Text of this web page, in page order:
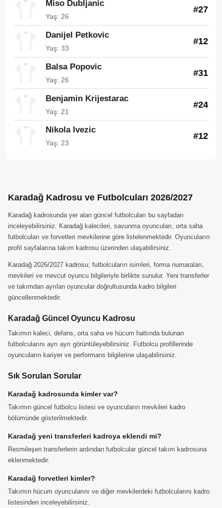
Miso Dubljanic
Yaş: 26
#27
Danijel Petkovic
Yaş: 33
#12
Balsa Popovic
Yaş: 26
#31
Benjamin Krijestarac
Yaş: 21
#24
Nikola Ivezic
Yaş: 23
#12
Karadağ Kadrosu ve Futbolcuları 2026/2027
Karadağ kadrosunda yer alan güncel futbolcuları bu sayfadan
inceleyebilirsiniz. Karadağ kalecileri, savunma oyuncuları, orta saha
futbolcuları ve forvetleri mevkilerine göre listelenmektedir. Oyuncuların
profil sayfalarına takım kadrosu üzerinden ulaşabilirsiniz.
Karadağ 2026/2027 kadrosu; futbolcuların isimleri, forma numaraları,
mevkileri ve mevcut oyuncu bilgileriyle birlikte sunulur. Yeni transferler
ve takımdan ayrılan oyuncular doğrultusunda kadro bilgileri
güncellenmektedir.
Karadağ Güncel Oyuncu Kadrosu
Takımın kaleci, defans, orta saha ve hücum hattında bulunan
futbolcularını ayrı ayrı görüntüleyebilirsiniz. Futbolcu profillerinde
oyuncuların kariyer ve performans bilgilerine ulaşabilirsiniz.
Sık Sorulan Sorular
Karadağ kadrosunda kimler var?
Takımın güncel futbolcu listesi ve oyuncuların mevkileri kadro
bölümünde gösterilmektedir.
Karadağ yeni transferleri kadroya eklendi mi?
Resmileşen transferlerin ardından futbolcular güncel takım kadrosuna
eklenmektedir.
Karadağ forvetleri kimler?
Takımın hücum oyuncularını ve diğer mevkilerdeki futbolcularını kadro
listesinden inceleyebilirsiniz.